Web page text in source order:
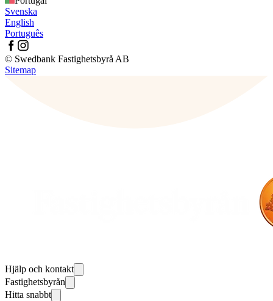
Svenska
English
Português
© Swedbank Fastighetsbyrå AB
Sitemap
Hjälp och kontakt
Fastighetsbyrån
Hitta snabbt